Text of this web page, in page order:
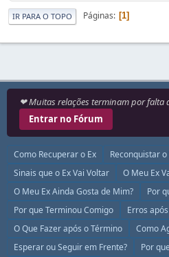
IR PARA O TOPO Páginas 1
❤ Muitas relações terminam por falta
Entrar no Fórum
Como Recuperar o Ex Reconquistar o
Sinais que o Ex Vai Voltar
O Meu Ex
O Meu Ex Ainda Gosta de Mim?
Por
Por que Terminou Comigo
Erros
O Que Fazer após o Término
Como
Esperar ou Seguir em Frente?
Por